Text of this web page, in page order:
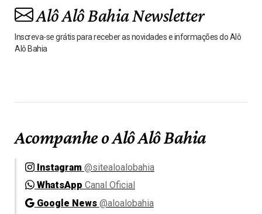
Alô Alô Bahia Newsletter
Inscreva-se grátis para receber as novidades e informações do Alô
Alô Bahia
Acompanhe o Alô Alô Bahia
Instagram @sitealoalobahia
WhatsApp Canal Oficial
Google News @aloalobahia